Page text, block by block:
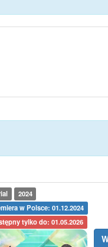
2024
w Polsce: 01.12.2024
tylko do: 01.05.2026